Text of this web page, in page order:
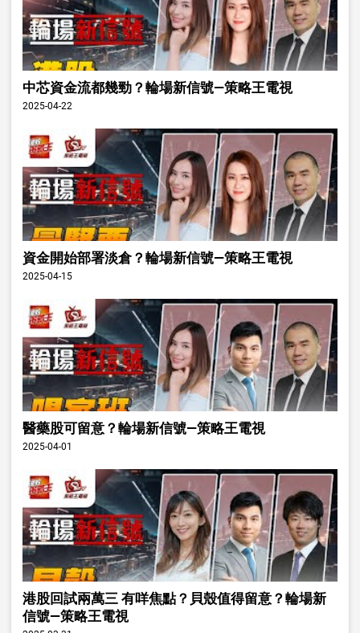
中芯資金流都幾勁？輪場新信號—策略王電視
2025-04-22
資金開始部署淡倉？輪場新信號—策略王電視
2025-04-15
醫藥股可留意？輪場新信號—策略王電視
2025-04-01
港股回試兩萬三 有咩焦點？貝殼值得留意？輪場新
信號—策略王電視